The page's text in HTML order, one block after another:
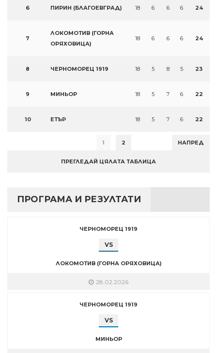
6 ПИРИН (БЛАГОЕВГРАД) 18 6 6 6 24
7
ЛОКОМОТИВ (ГОРНА
ОРЯХОВИЦА)
18 6 6 6 24
8 ЧЕРНОМОРЕЦ 1919 18 5 8 5 23
9 МИНЬОР 18 5 7 6 22
10 ЕТЪР 18 5 7 6 22
1 2 НАПРЕД
ПРЕГЛЕДАЙ ЦЯЛАТА ТАБЛИЦА
ПРОГРАМА И РЕЗУЛТАТИ
ЧЕРНОМОРЕЦ 1919
VS
ЛОКОМОТИВ (ГОРНА ОРЯХОВИЦА)
28.02.2026
ЧЕРНОМОРЕЦ 1919
VS
МИНЬОР